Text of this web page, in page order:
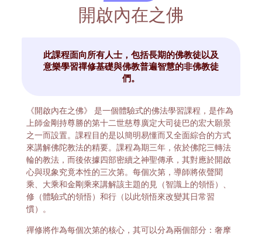
開啟內在之佛
此課程面向所有人士，包括長期的佛教徒以及
意樂學習禪修基礎與佛教普遍智慧的非佛教徒
們。
《開啟內在之佛》 是一個體驗式的佛法學習課程，是作為
上師金剛持尊勝的第十二世慈尊廣定大司徒巴的宏大願景
之一而設置。課程目的是以簡明易懂而又全面綜合的方式
來講解佛陀教法的精要。課程為期三年，依於佛陀三轉法
輪的教法，而後依據四部密續之神聖傳承，其對應於開啟
心與現象究竟本性的三次第。每個次第，導師將依聲聞
乘、大乘和金剛乘來講解該主題的見（智識上的領悟）、
修（體驗式的領悟）和行（以此領悟來改變其日常習
慣）。
禪修將作為每個次第的核心，其可以分為兩個部分：奢摩